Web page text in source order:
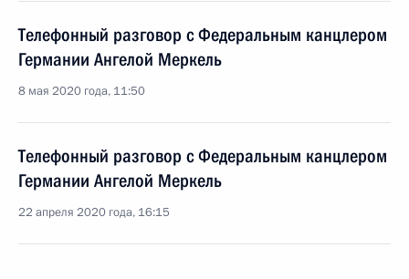
Телефонный разговор с Федеральным канцлером
Германии Ангелой Меркель
8 мая 2020 года, 11:50
Телефонный разговор с Федеральным канцлером
Германии Ангелой Меркель
22 апреля 2020 года, 16:15